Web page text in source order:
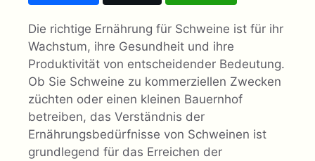
Die richtige Ernährung für Schweine ist für ihr
Wachstum, ihre Gesundheit und ihre
Produktivität von entscheidender Bedeutung.
Ob Sie Schweine zu kommerziellen Zwecken
züchten oder einen kleinen Bauernhof
betreiben, das Verständnis der
Ernährungsbedürfnisse von Schweinen ist
grundlegend für das Erreichen der